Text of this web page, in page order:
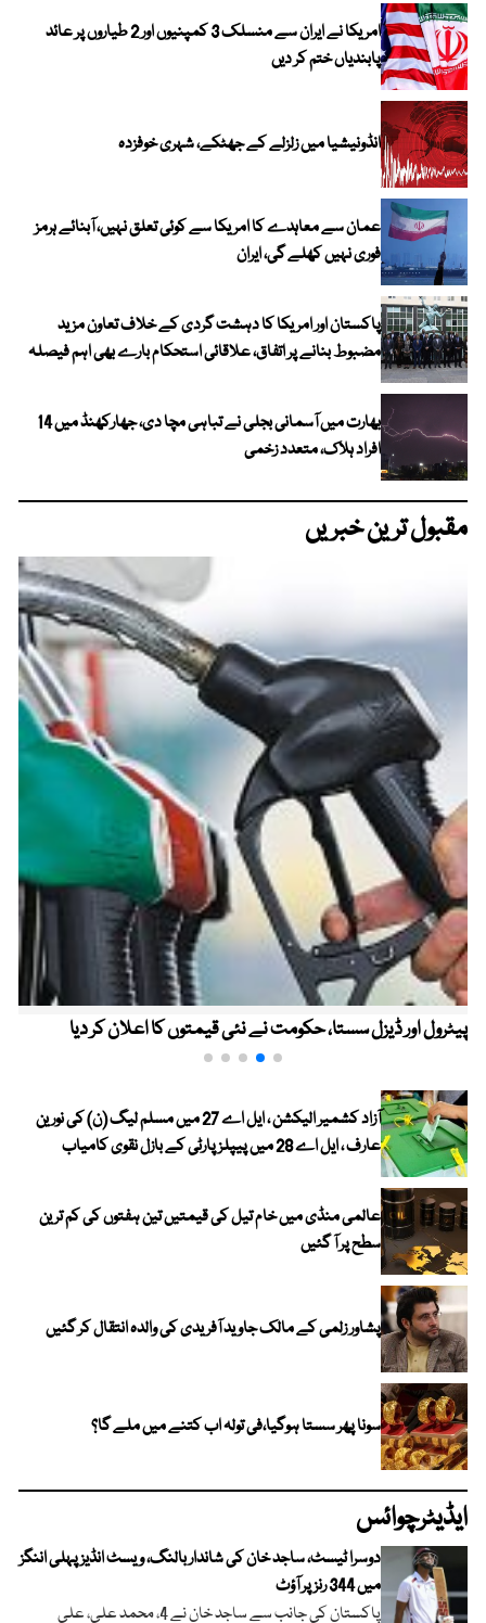
امریکا نے ایران سے منسلک 3 کمپنیوں اور 2 طیاروں پر عائد
پابندیاں ختم کر دیں
انڈونیشیا میں زلزلے کے جھٹکے، شہری خوفزدہ
عمان سے معاہدے کا امریکا سے کوئی تعلق نہیں، آبنائے ہرمز
فوری نہیں کھلے گی، ایران
پاکستان اور امریکا کا دہشت گردی کے خلاف تعاون مزید
مضبوط بنانے پر اتفاق، علاقائی استحکام بارے بھی اہم فیصلہ
بھارت میں آسمانی بجلی نے تباہی مچا دی، جھارکھنڈ میں 14
افراد ہلاک، متعدد زخمی
مقبول ترین خبریں
پیٹرول اور ڈیزل سستا، حکومت نے نئی قیمتوں کا اعلان کر دیا
آزاد کشمیر الیکشن ، ایل اے 27 میں مسلم لیگ (ن) کی نورین
عارف ، ایل اے 28 میں پیپلز پارٹی کے بازل نقوی کامیاب
عالمی منڈی میں خام تیل کی قیمتیں تین ہفتوں کی کم ترین
سطح پر آ گئیں
پشاور زلمی کے مالک جاوید آفریدی کی والدہ انتقال کر گئیں
سونا پھر سستا ہوگیا،فی تولہ اب کتنے میں ملے گا؟
ایڈیٹرچوائس
دوسرا ٹیسٹ، ساجد خان کی شاندار بالنگ، ویسٹ انڈیز پہلی اننگز
میں 344 رنز پر آؤٹ
پاکستان کی جانب سے ساجد خان نے 4، محمد علی، علی